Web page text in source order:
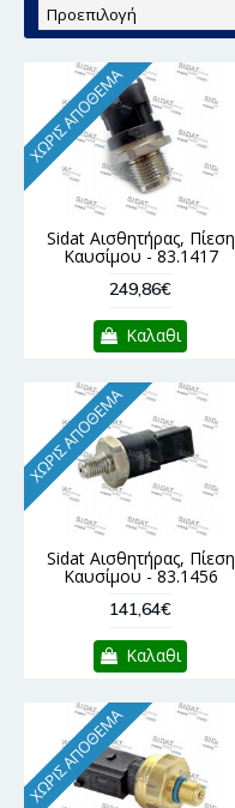
ΧΩΡΊΣ ΑΠΌΘΕΜΑ
Sidat Αισθητήρας, Πίεση
Καυσίμου - 83.1417
249,86€
Καλαθι
ΧΩΡΊΣ ΑΠΌΘΕΜΑ
Sidat Αισθητήρας, Πίεση
Καυσίμου - 83.1456
141,64€
Καλαθι
ΧΩΡΊΣ ΑΠΌΘΕΜΑ